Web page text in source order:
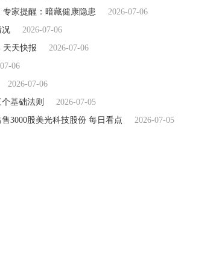
家提醒：暗藏健康隐患
2026-07-06
况
2026-07-06
天天快报
2026-07-06
06
2026-07-06
基础法则
2026-07-05
3000股美光科技股份 每日看点
2026-07-05